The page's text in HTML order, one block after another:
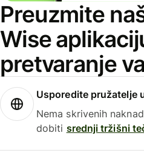
Preuzmite
Wise
pretvaranje
Usporedite pružatelje
Nema skrivenih
dobiti srednji tržišni